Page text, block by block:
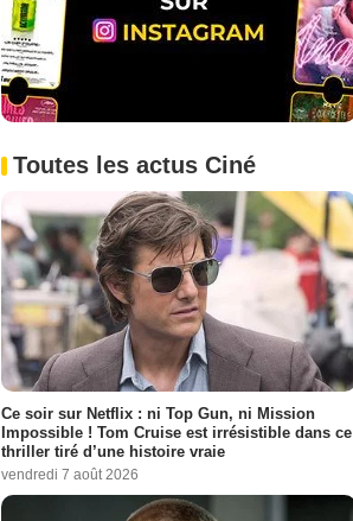
Toutes les actus Ciné
Ce soir sur Netflix : ni Top Gun, ni Mission
Impossible ! Tom Cruise est irrésistible dans ce
thriller tiré d’une histoire vraie
vendredi 7 août 2026